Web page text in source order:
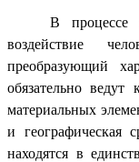
В процессе
воздействие
преобразующий
обязательно
материальных
и географическая
находятся в